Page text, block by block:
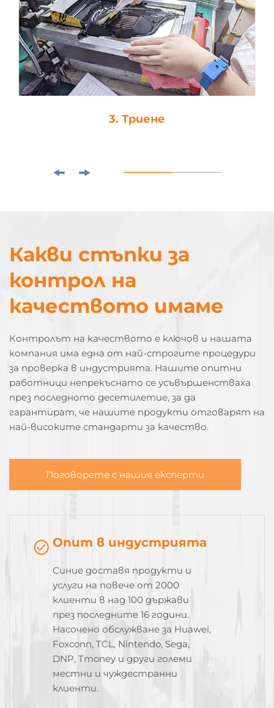
3. Триене
Какви стъпки за
контрол на
качеството имаме
Контролът на качеството е ключов и нашата
компания има една от най-строгите процедури
за проверка в индустрията. Нашите опитни
работници непрекъснато се усъвършенстваха
през последното десетилетие, за да
гарантират, че нашите продукти отговарят на
най-високите стандарти за качество.
Поговорете с нашия експерти
Опит в индустрията
Синие доставя продукти и
услуги на повече от 2000
клиенти в над 100 държави
през последните 16 години.
Насочено обслужване за Huawei,
Foxconn, TCL, Nintendo, Sega,
DNP, Tmoney и други големи
местни и чуждестранни
клиенти.